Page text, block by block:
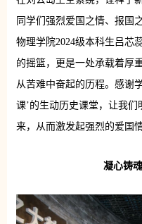
同学们强烈爱国之情、报国
物理学院2024级本科生吕芯
的摇篮，更是一处承载着厚
从苦难中奋起的历程。感谢
课’的生动历史课堂，让我
来，从而激发起强烈的爱国
凝心铸